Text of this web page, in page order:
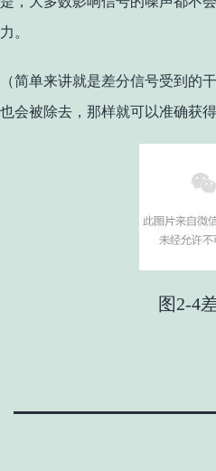
力。
（简单来讲就是差分信号受到的
也会被除去，那样就可以准确获得
图2-4